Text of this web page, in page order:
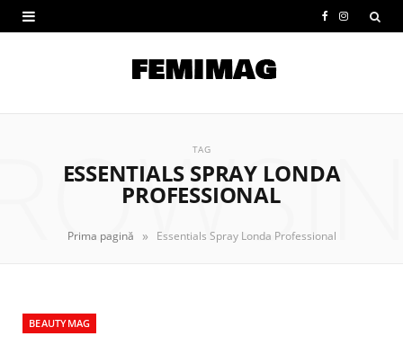
e
o
k
I
t
TAG
ESSENTIALS SPRAY LONDA
PROFESSIONAL
Prima pagină » Essentials Spray Londa Professional
BEAUTYMAG